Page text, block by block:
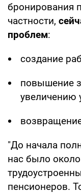
бронирования
частности,
проблем:
создание
повышение
увеличению
"До начала
нас было
пенсионеров.